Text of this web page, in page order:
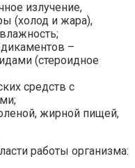
излучение,
(холод и жара),
–
(стероидное
средств с
жирной пищей,
работы организма: